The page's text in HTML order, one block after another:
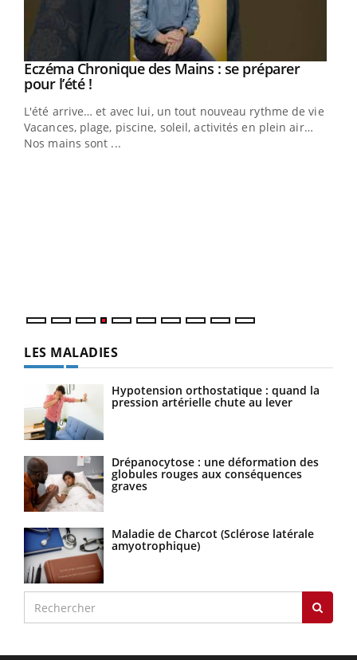
Youtube
Eczéma Chronique des Mains : se préparer
pour l’été !Youtube
L'été arrive… et avec lui, un tout nouveau rythme de vie !
Vacances, plage, piscine, soleil, activités en plein air…
Nos mains sont ...
LES MALADIES
Hypotension orthostatique : quand la
pression artérielle chute au lever
Drépanocytose : une déformation des
globules rouges aux conséquences
graves
Maladie de Charcot (Sclérose latérale
amyotrophique)